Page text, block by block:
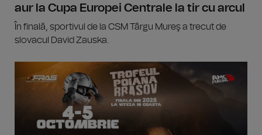
aur la Cupa Europei Centrale la tir cu arcul
În finală, sportivul de la CSM Târgu Mureş a trecut de
slovacul David Zauska.